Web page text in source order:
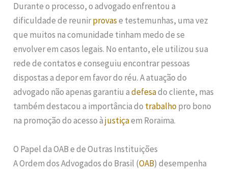
Durante o processo, o advogado enfrentou a
dificuldade de reunirprovase testemunhas, uma vez
que muitos na comunidade tinham medo de se
envolver em casos legais. No entanto, ele utilizou sua
rede de contatos e conseguiu encontrar pessoas
dispostas a depor em favor do réu. A atuação do
advogado não apenas garantiu adefesado cliente, mas
também destacou a importância do trabalhopro bono
na promoção do acesso àjustiçaem Roraima.
O Papel da OAB e de Outras Instituições
A Ordem dos Advogados do Brasil (OAB) desempenha